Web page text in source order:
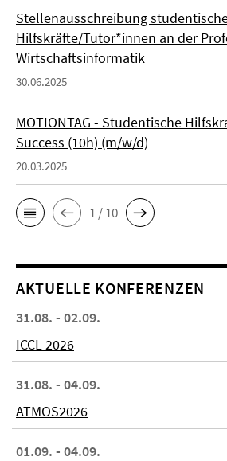
Stellenausschreibung
Hilfskräfte/Tutor*innen an der
Wirtschaftsinformatik
30.06.2025
MOTIONTAG - Studentische
Success (10h) (m/w/d)
20.03.2025
1 / 10
AKTUELLE KONFERENZEN
31.08. - 02.09.
ICCL 2026
31.08. - 04.09.
ATMOS2026
01.09. - 04.09.